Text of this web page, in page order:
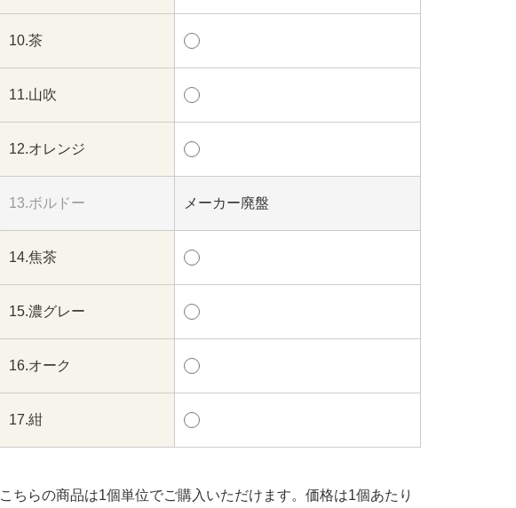
10.茶
11.山吹
12.オレンジ
13.ボルドー メーカー廃盤
14.焦茶
15.濃グレー
16.オーク
17.紺
こちらの商品は1個単位でご購入いただけます。価格は1個あたり